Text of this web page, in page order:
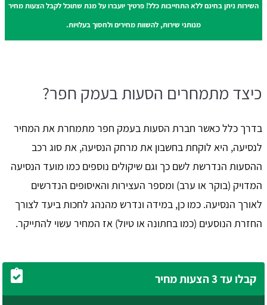
השירות ניתן בחינם ללא התחייבות כלל! פרטיך יועברו על מנת שתוכל לקבל הצעות מחיר
מנותני שירות, להשוות מחירים ולחסוך בעלויות.
כיצד מתמחרים הסעות בעמק חפר?
בדרך כלל כאשר חברת הסעות בעמק חפר מתמחרת את המחיר
לנסיעה, היא לוקחת בחשבון את מרחק הנסיעה, את סוג רכב
ההסעות הנדרשת לשם כך וגם שיקולים נוספים כמו מועד הנסיעה
המדויק (בוקר או ערב) ומספר העצירות והאיסופים הנדרשים
לאורך הנסיעה. כמו כן, במידה ונדרש מהנהג לחכות ביעד לצורך
החזרת הנוסעים (כמו בחתונה או טיול) אז המחיר עשוי להתייקר.
קבלו עד 3 הצעות מחיר